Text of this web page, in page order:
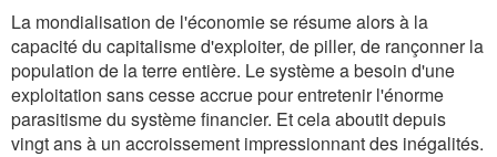
La mondialisation de l'économie se résume alors à la
capacité du capitalisme d'exploiter, de piller, de rançonner la
population de la terre entière. Le système a besoin d'une
exploitation sans cesse accrue pour entretenir l'énorme
parasitisme du système financier. Et cela aboutit depuis
vingt ans à un accroissement impressionnant des inégalités.